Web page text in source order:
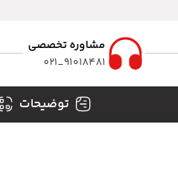
مشاوره تخصصی
91018481_021
توضیحات